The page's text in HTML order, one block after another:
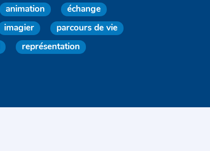
animation échange
imagier parcours de vie
représentation